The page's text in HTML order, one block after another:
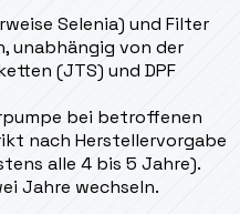
Selenia) und Filter
unabhängig von der
(JTS) und DPF
bei betroffenen
nach Herstellervorgabe
alle 4 bis 5 Jahre).
Jahre wechseln.